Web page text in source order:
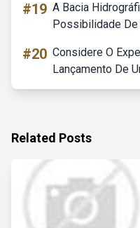
#19 A Bacia
Possibilidade De
#20 Considere O
Lançamento De
Related Posts